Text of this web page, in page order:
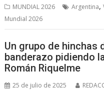
MUNDIAL 2026 Argentina,
Mundial 2026
Un grupo de hinchas
banderazo pidiendo
Román Riquelme
25 de julio de 2025